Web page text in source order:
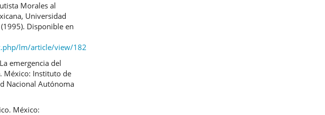
Morales al
Universidad
Disponible en
lm/article/view/182
emergencia del
México: Instituto de
Nacional Autónoma
México: